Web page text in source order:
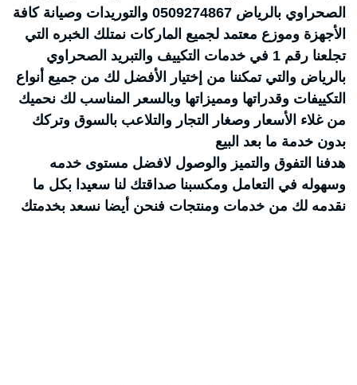
الصحراوي بالرياض 0509274867 والتوريدات وصيانة كافة
الأجهزة وموزع معتمد لجميع الماركات نمتلك الخبره التي
تجلعنا رقم 1 في خدمات التكييف والتبريد الصحراوي
بالرياض والتي تمكننا من إختيار الأفضل لك من جميع أنواع
التكييفات وقدراتها ومميزاتها وبالسعر المناسب لك نحميك
من غلاء الأسعار وصغار التجار والتلاعب بالسوق وتركك
بدون خدمة ما بعد البيع
هدفنا التفوق والتميز والوصول لافضل مستوى خدمه
وسهوله في التعامل ومكسبنا صداقتك لنا سعيدا بكل ما
نقدمه لك من خدمات ومنتجات فنحن أيضا نسعد بخدمتك